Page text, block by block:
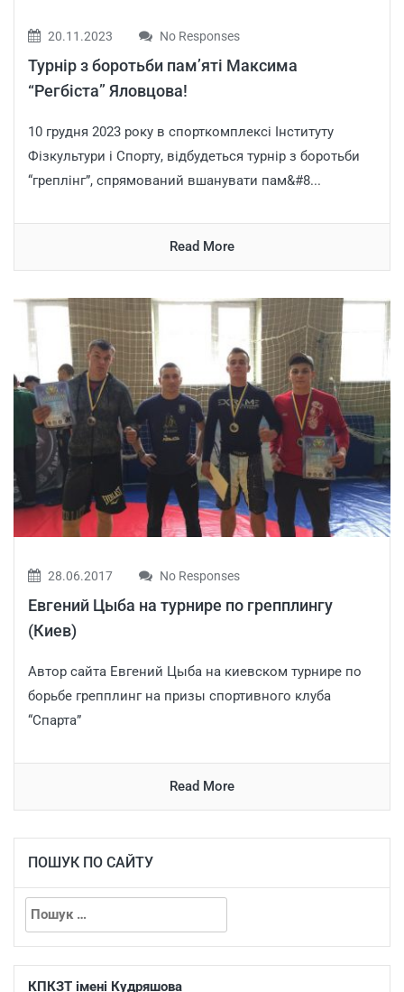
20.11.2023 No Responses
Турнір з боротьби пам’яті Максима
“Регбіста” Яловцова!
10 грудня 2023 року в спорткомплексі Інституту
Фізкультури і Спорту, відбудеться турнір з боротьби
“греплінг”, спрямований вшанувати пам&#8...
Read More
28.06.2017 No Responses
Евгений Цыба на турнире по грепплингу
(Киев)
Автор сайта Евгений Цыба на киевском турнире по
борьбе грепплинг на призы спортивного клуба
“Спарта”
Read More
ПОШУК ПО САЙТУ
КПКЗТ імені Кудряшова